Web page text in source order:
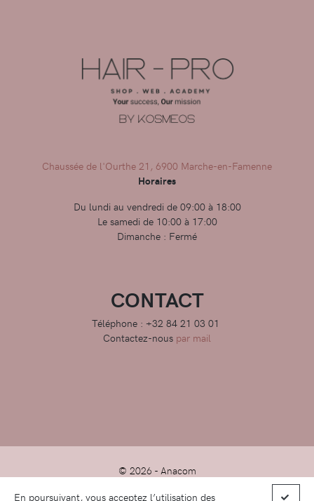
Chaussée de l'Ourthe 21, 6900 Marche-en-Famenne
Horaires
Du lundi au vendredi de 09:00 à 18:00
Le samedi de 10:00 à 17:00
Dimanche : Fermé
CONTACT
Téléphone : +32 84 21 03 01
Contactez-nous par mail
© 2026 - Anacom
En poursuivant, vous acceptez l’utilisation des